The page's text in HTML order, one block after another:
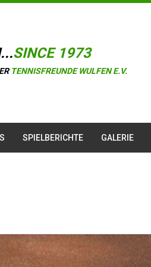
SINCE 1973
TENNISFREUNDE WULFEN E.V.
SPIELBERICHTE GALERIE